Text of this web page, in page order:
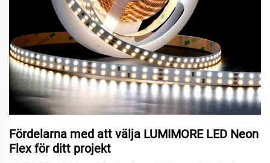
Fördelarna med att välja LUMIMORE LED Neon
Flex för ditt projekt